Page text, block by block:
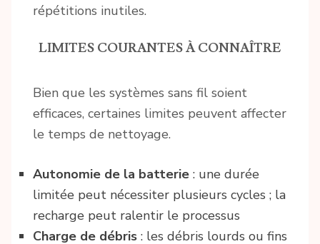
répétitions inutiles.
LIMITES COURANTES À CONNAÎTRE
Bien que les systèmes sans fil soient
efficaces, certaines limites peuvent affecter
le temps de nettoyage.
Autonomie de la batterie : une durée
limitée peut nécessiter plusieurs cycles ; la
recharge peut ralentir le processus
Charge de débris : les débris lourds ou fins